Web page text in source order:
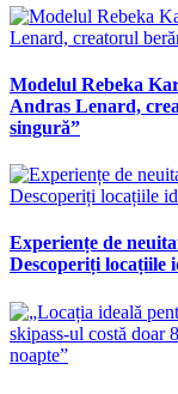
Modelul Rebeka
Andras Lenard,
singură”
Experiențe de
Descoperiți locațiile